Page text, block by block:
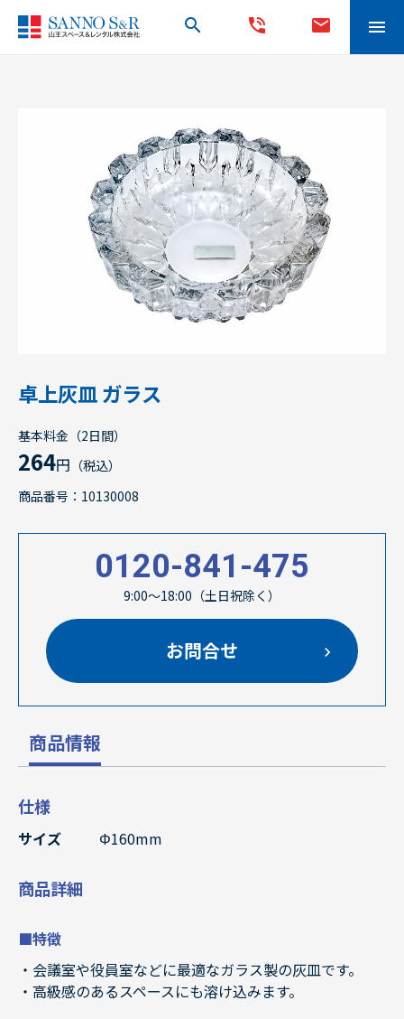
search phone_in_talk mail menu
卓上灰皿 ガラス
基本料金（2日間）
264円 （税込）
商品番号：10130008
0120-841-475
9:00～18:00（土日祝除く）
お問合せ
商品情報
仕様
サイズ Φ160mm
商品詳細
■特徴
会議室や役員室などに最適なガラス製の灰皿です。
高級感のあるスペースにも溶け込みます。